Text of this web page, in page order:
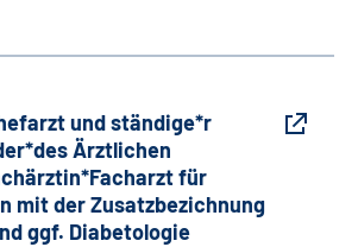
und ständige*r
Ärztlichen
für
mit der Zusatzbezichnung
ggf. Diabetologie